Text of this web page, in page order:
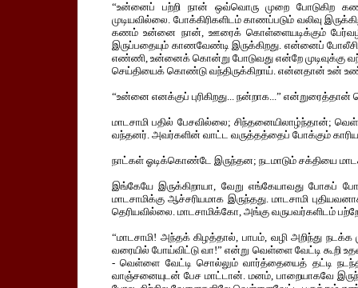
“உன்னைப் பற்றி நான் ஒவ்வொரு முறை போடுகிற
முடியவில்லை. போக்கிரிகளிடம் காணப்படும் வலிவு
கணம் உன்னை நான், ஊரைக் கொள்ளையடிக்கும்
இருப்பதையும் காணவேண்டி இருக்கிறது. என்னைப்
எண்ணி, உன்னைக் கொன்று போடுவது என்றே முடிவுக்கு
செய்தியைக் கொண்டு வந்திருக்கிறாய். என்னதான் உன்
“உன்னை எனக்குப் புரிகிறது... நன்றாக...”
மாடசாமி பதில் பேசவில்லை; சிந்தனையிலாழ்ந்தான்;
வந்தனர். அவர்களின் வாட்ட வருத்தத்தைப் போக்கும்
நாட்கள் ஓடிக்கொண்டே இருந்தன; நடமாடும் சக்தியை
இங்கேயே இருக்கிறாயா, வேறு எங்கேயாவது போகப்
மாடசாமிக்கு ஆச்சரியமாக இருந்தது. மாடசாமி
தெரியவில்லை. மாடசாமிக்கோ, அங்கு வருபவர்களிடம்
“மாடசாமி! அந்தக் கிழத்தால், பாபம், வழி அறிந்து நடக்க
வரையில் போய்விட்டு வா!” என்று வெள்ளை வேட்டி கூறி
- வெள்ளை வேட்டி சொல்லும் வார்த்தையைத் தட்டி
வாஞ்சனையுடன் பேச மாட்டான். மனம், பாறையாகவே